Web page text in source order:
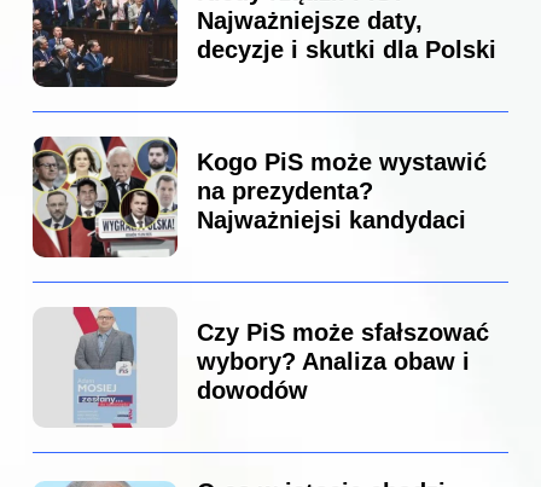
Najważniejsze daty,
decyzje i skutki dla Polski
Kogo PiS może wystawić
na prezydenta?
Najważniejsi kandydaci
Czy PiS może sfałszować
wybory? Analiza obaw i
dowodów